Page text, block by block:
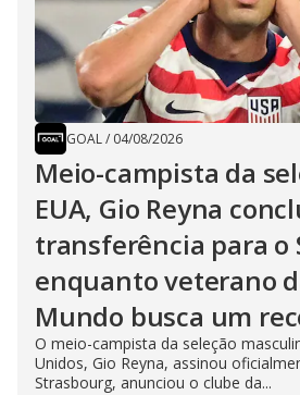
GOAL/ 04/08/2026
Meio-campista da
EUA, Gio Reyna
transferência para o
enquanto veterano
Mundo busca um
O meio-campista da seleção
Unidos, Gio Reyna, assinou
Strasbourg, anunciou o clube da...